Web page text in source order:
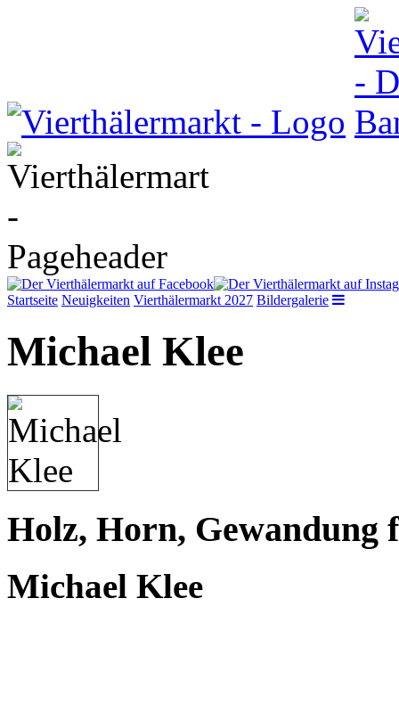
Startseite Neuigkeiten Vierthälermarkt 2027 Bildergalerie
Michael Klee
Holz, Horn, Gewandung
Michael Klee